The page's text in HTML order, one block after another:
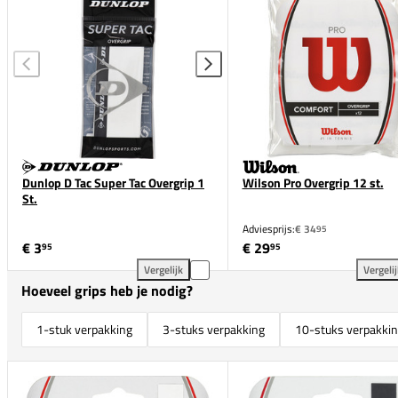
Dunlop D Tac Super Tac Overgrip 1
St.
€ 395
Vergelijk
Dunlop D Tac Super Tac Overgrip 1 St. toevoegen
Wilson Pro Overgrip 12 st.
Adviesprijs:€ 3495
€ 2995
Hoeveel grips heb je nodig?
1-stuk verpakking 3-stuks verpakking 10-stuks